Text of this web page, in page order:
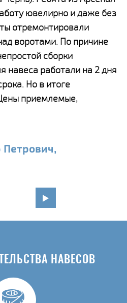
ювелирно и даже без
отремонтировали
воротами. По причине
сборки
навеса работали на 2 дня
Но в итоге
приемлемые,
НАВЕСОВ